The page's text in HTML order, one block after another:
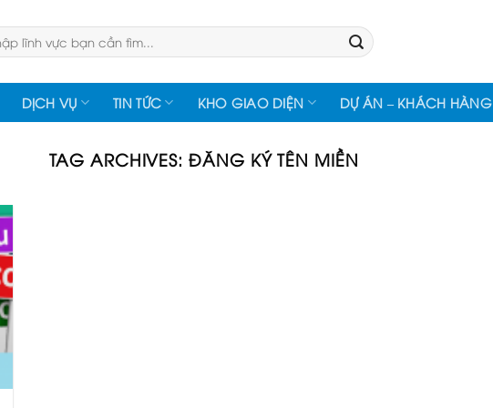
DỊCH VỤ TIN TỨC KHO GIAO DIỆN DỰ ÁN – KHÁCH HÀNG
TAG ARCHIVES:ĐĂNG KÝ TÊN MIỀN